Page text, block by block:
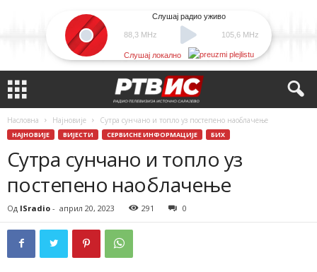
88,3 MHz
Слушај радио уживо
105,6 MHz
Слушај локално
Насловна Најновије Сутра сунчано и топло уз постепено наоблачење
НАЈНОВИЈЕ ВИЈЕСТИ СЕРВИСНЕ ИНФОРМАЦИЈЕ БИХ
Сутра сунчано и топло уз
постепено наоблачење
Од ISradio - април 20, 2023 291 0